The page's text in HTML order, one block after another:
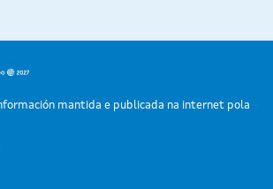
mantida e publicada na internet pola